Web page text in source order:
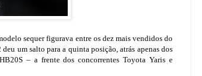
sequer figurava entre os dez mais vendidos do
um salto para a quinta posição, atrás apenas dos
– a frente dos concorrentes Toyota Yaris e